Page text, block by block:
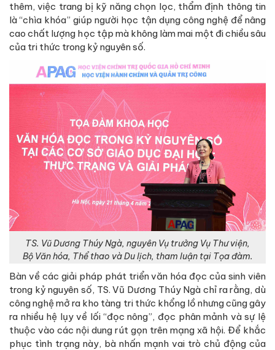
thêm, việc trang bị kỹ năng chọn lọc, thẩm định thông tin
là “chìa khóa” giúp người học tận dụng công nghệ để nâng
cao chất lượng học tập mà không làm mai một đi chiều sâu
của tri thức trong kỷ nguyên số.
TS. Vũ Dương Thúy Ngà, nguyên Vụ trưởng Vụ Thư viện,
Bộ Văn hóa, Thể thao và Du lịch, tham luận tại Tọa đàm.
Bàn về các giải pháp phát triển văn hóa đọc của sinh viên
trong kỷ nguyên số, TS. Vũ Dương Thúy Ngà chỉ ra rằng, dù
công nghệ mở ra kho tàng tri thức khổng lồ nhưng cũng gây
ra nhiều hệ lụy về lối “đọc nông”, đọc phân mảnh và sự lệ
thuộc vào các nội dung rút gọn trên mạng xã hội. Để khắc
phục tình trạng này, bà nhấn mạnh vai trò chủ động của